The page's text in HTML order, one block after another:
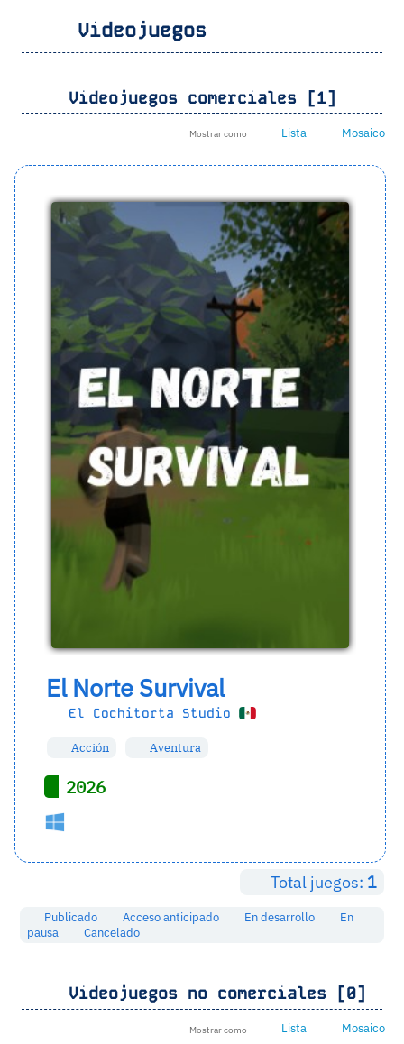
Videojuegos
Videojuegos comerciales [1]
Mostrar como Lista Mosaico
El Norte Survival
El Cochitorta Studio
Acción Aventura
2026
Total juegos: 1
Publicado Acceso anticipado En desarrollo
En
pausa
Cancelado
Videojuegos no comerciales [0]
Mostrar como Lista Mosaico